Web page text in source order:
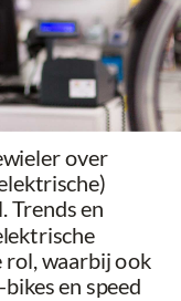
over
Trends en
rol, waarbij ook
en speed